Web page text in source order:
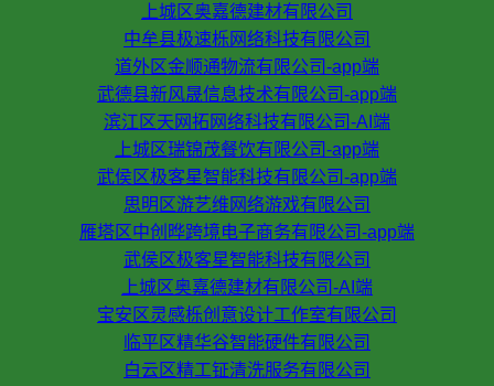
上城区奥嘉德建材有限公司
中牟县极速栎网络科技有限公司
道外区金顺通物流有限公司-app端
武德县新风晟信息技术有限公司-app端
滨江区天网拓网络科技有限公司-AI端
上城区瑞锦茂餐饮有限公司-app端
武侯区极客星智能科技有限公司-app端
思明区游艺维网络游戏有限公司
雁塔区中创晔跨境电子商务有限公司-app端
武侯区极客星智能科技有限公司
上城区奥嘉德建材有限公司-AI端
宝安区灵感栎创意设计工作室有限公司
临平区精华谷智能硬件有限公司
白云区精工钲清洗服务有限公司